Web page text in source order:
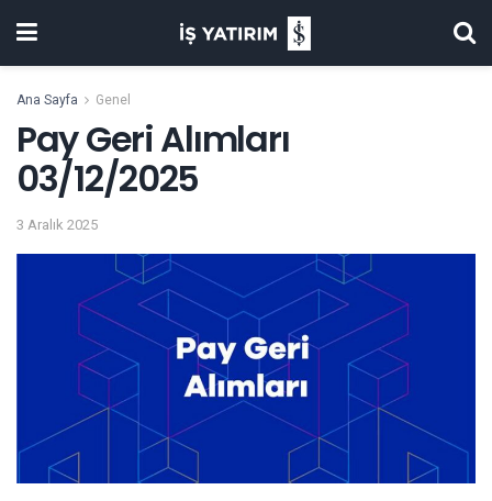
Ana Sayfa Genel
Pay Geri Alımları
03/12/2025
3 Aralık 2025